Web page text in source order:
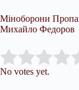
Міноборони
Михайло Федоров
Rate this item:
No votes yet.